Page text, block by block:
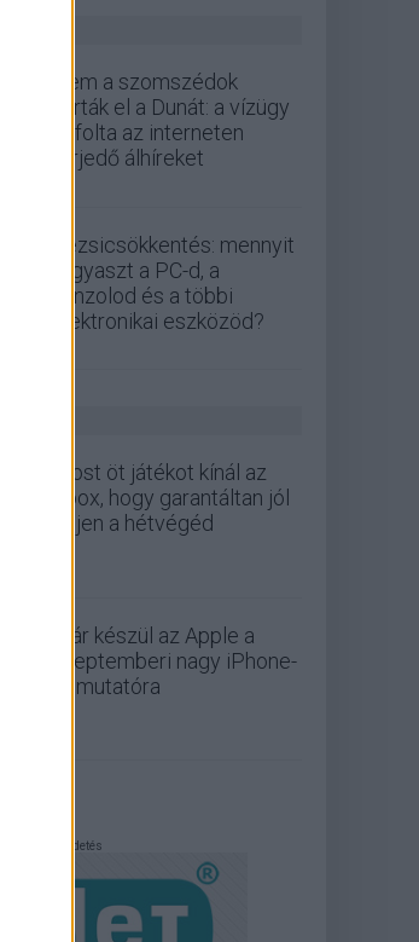
Nem a szomszédok
zárták el a Dunát: a vízügy
cáfolta az interneten
terjedő álhíreket
Rezsicsökkentés: mennyit
fogyaszt a PC-d, a
konzolod és a többi
elektronikai eszközöd?
Most öt játékot kínál az
Xbox, hogy garantáltan jól
teljen a hétvégéd
Már készül az Apple a
szeptemberi nagy iPhone-
bemutatóra
Hirdetés